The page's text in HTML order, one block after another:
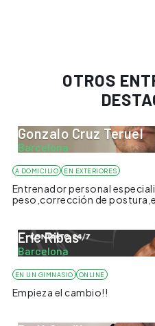
OTROS
Gonzalo Cruz Teruel
Barcelona
A DOMICILIO EN EXTERIORES
Entrenador personal
peso,corrección de
Eric Ribas
Barcelona
EN UN GIMNASIO ONLINE
Empieza el cambio!!